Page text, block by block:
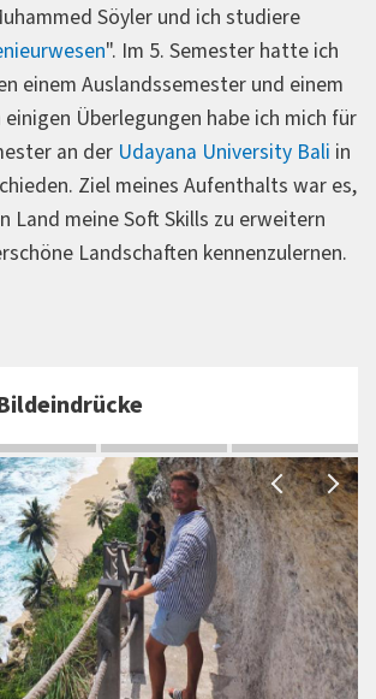
Söyler und ich studiere
". Im 5. Semester hatte ich
einem Auslandssemester und einem
Überlegungen habe ich mich für
an der Udayana University Bali in
Ziel meines Aufenthalts war es,
Land meine Soft Skills zu erweitern
Landschaften kennenzulernen.